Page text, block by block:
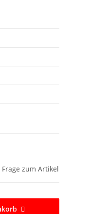
Frage zum Artikel